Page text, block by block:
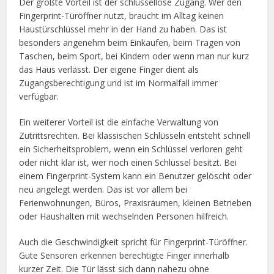
Fingerprint-Türöffner nutzt, braucht im Alltag keinen
Haustürschlüssel mehr in der Hand zu haben. Das ist
besonders angenehm beim Einkaufen, beim Tragen von
Taschen, beim Sport, bei Kindern oder wenn man nur kurz
das Haus verlässt. Der eigene Finger dient als
Zugangsberechtigung und ist im Normalfall immer
verfügbar.
Ein weiterer Vorteil ist die einfache Verwaltung von
Zutrittsrechten. Bei klassischen Schlüsseln entsteht schnell
ein Sicherheitsproblem, wenn ein Schlüssel verloren geht
oder nicht klar ist, wer noch einen Schlüssel besitzt. Bei
einem Fingerprint-System kann ein Benutzer gelöscht oder
neu angelegt werden. Das ist vor allem bei
Ferienwohnungen, Büros, Praxisräumen, kleinen Betrieben
oder Haushalten mit wechselnden Personen hilfreich.
Auch die Geschwindigkeit spricht für Fingerprint-Türöffner.
Gute Sensoren erkennen berechtigte Finger innerhalb
kurzer Zeit. Die Tür lässt sich dann nahezu ohne